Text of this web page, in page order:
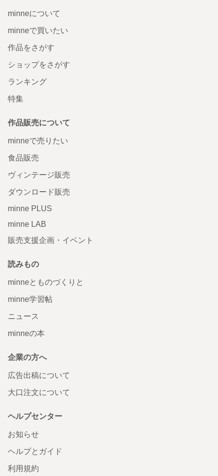
minneについて
minneで買いたい
作品をさがす
ショップをさがす
ランキング
特集
作品販売について
minneで売りたい
食品販売
ヴィンテージ販売
ダウンロード販売
minne PLUS
minne LAB
販売支援企画・イベント
読みもの
minneとものづくりと
minne学習帖
ニュース
minneの本
企業の方へ
広告出稿について
大口注文について
ヘルプセンター
お知らせ
ヘルプとガイド
利用規約